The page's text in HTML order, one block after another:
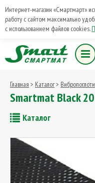
Интернет-магазин «Смартмарт»
работу с сайтом максимально
с использованием файлов cookies.
Главная > Каталог>
Smartmat Black 20
Каталог